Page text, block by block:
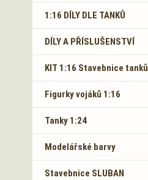
1:16 DÍLY DLE TANKŮ
DÍLY A PŘÍSLUŠENSTVÍ
KIT 1:16 Stavebnice tanků
Figurky vojáků 1:16
Tanky 1:24
Modelářské barvy
Stavebnice SLUBAN